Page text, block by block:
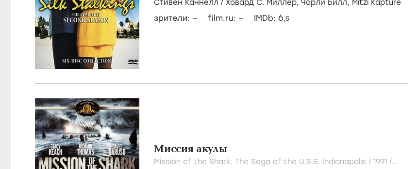
Стивен Каннелл / Ховард С. Миллер, Чарли Билл, Mitzi Kapture
зрители: – film.ru: – IMDb: 6,5
Миссия акулы
Mission of the Shark: The Saga of the U.S.S. Indianapolis / 1991 /